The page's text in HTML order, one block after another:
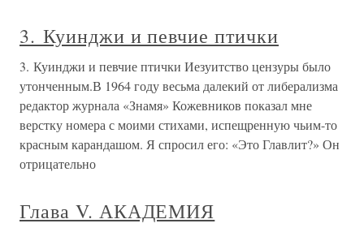
3. Куинджи и певчие птички
3. Куинджи и певчие птички Иезуитство цензуры было
утонченным.В 1964 году весьма далекий от либерализма
редактор журнала «Знамя» Кожевников показал мне
верстку номера с моими стихами, испещренную чьим-то
красным карандашом. Я спросил его: «Это Главлит?» Он
отрицательно
Глава V. АКАДЕМИЯ